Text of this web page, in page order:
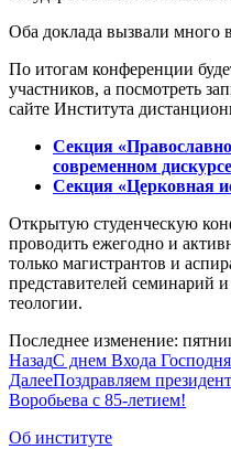
Оба доклада вызвали много
По итогам конференции
участников, а посмотреть
сайте Института
Секция
современном
Секция «Церковная
Открытую студенческую
проводить ежегодно и
только магистрантов и
представителей семинарий
теологии.
Последнее изменение:
НазадС днем Входа
ДалееПоздравляем
Воробьева с 85-летием!
Об институте